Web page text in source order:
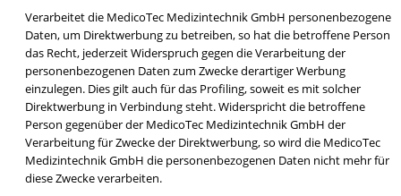
Verarbeitet die MedicoTec Medizintechnik GmbH personenbezogene
Daten, um Direktwerbung zu betreiben, so hat die betroffene Person
das Recht, jederzeit Widerspruch gegen die Verarbeitung der
personenbezogenen Daten zum Zwecke derartiger Werbung
einzulegen. Dies gilt auch für das Profiling, soweit es mit solcher
Direktwerbung in Verbindung steht. Widerspricht die betroffene
Person gegenüber der MedicoTec Medizintechnik GmbH der
Verarbeitung für Zwecke der Direktwerbung, so wird die MedicoTec
Medizintechnik GmbH die personenbezogenen Daten nicht mehr für
diese Zwecke verarbeiten.